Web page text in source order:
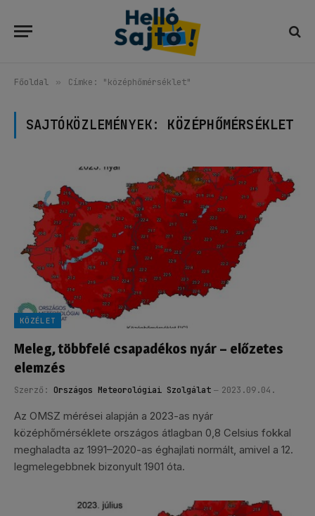
Főoldal » Címke: "középhőmérséklet"
SAJTÓKÖZLEMÉNYEK: KÖZÉPHŐMÉRSÉKLET
KÖZÉLET
Meleg, többfelé csapadékos nyár – előzetes
elemzés
Szerző: Országos Meteorológiai Szolgálat 2023.09.04.
Az OMSZ mérései alapján a 2023-as nyár
középhőmérséklete országos átlagban 0,8 Celsius fokkal
meghaladta az 1991–2020-as éghajlati normált, amivel a 12.
legmelegebbnek bizonyult 1901 óta.